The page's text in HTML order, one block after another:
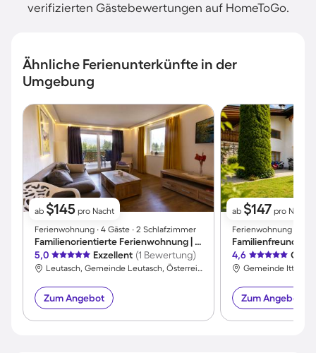
verifizierten Gästebewertungen auf HomeToGo.
Ähnliche Ferienunterkünfte in der
Umgebung
ab $145 pro Nacht
Ferienwohnung ∙ 4 Gäste ∙ 2 Schlafzimmer
Familienorientierte Ferienwohnung | Bergblick
5,0
Exzellent (1 Bewertung)
Leutasch, Gemeinde Leutasch, Österreich
Zum Angebot
ab $147 pro Nacht
Ferienwohnung ∙ 3
4,6
Gemeinde Itter,
Zum Angebot